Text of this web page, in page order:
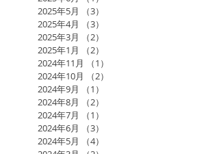
2025年5月
（3）
2025年4月
（3）
2025年3月
（2）
2025年1月
（2）
2024年11月
（1）
2024年10月
（2）
2024年9月
（1）
2024年8月
（2）
2024年7月
（1）
2024年6月
（3）
2024年5月
（4）